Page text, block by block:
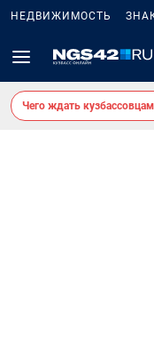
НЕДВИЖИМОСТЬ
Чего ждать